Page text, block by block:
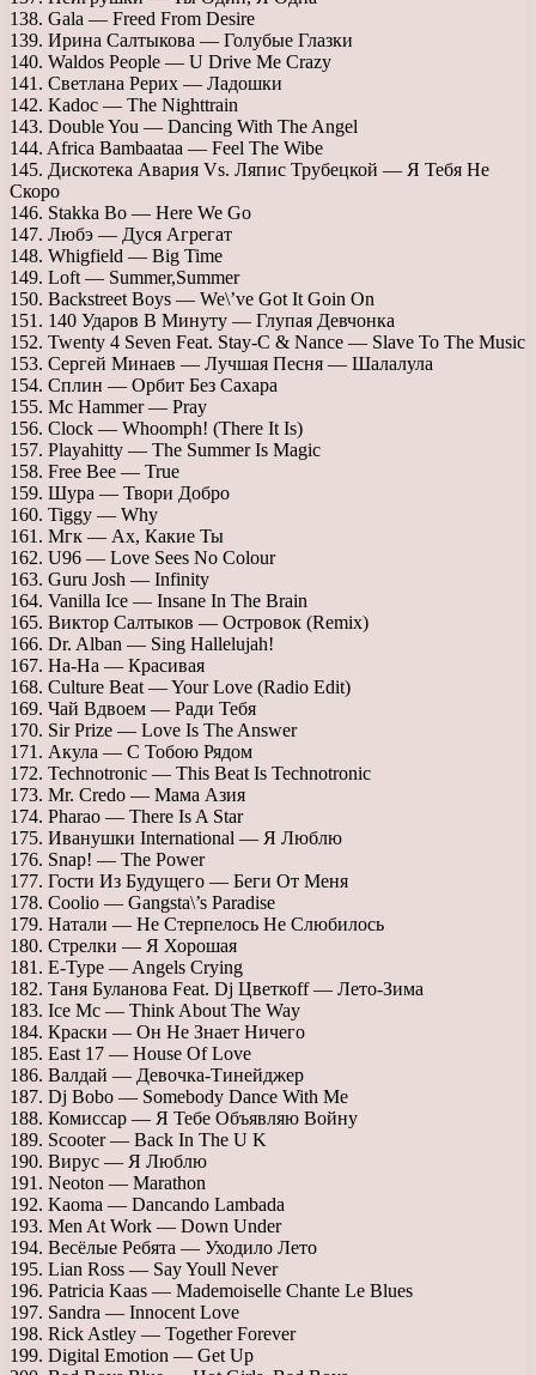
138. Gala — Freed From Desire
139. Ирина Салтыкова — Голубые Глазки
140. Waldos People — U Drive Me Crazy
141. Светлана Рерих — Ладошки
142. Kadoc — The Nighttrain
143. Double You — Dancing With The Angel
144. Africa Bambaataa — Feel The Wibe
145. Дискотека Авария Vs. Ляпис Трубецкой — Я Тебя Не
Скоро
146. Stakka Bo — Here We Go
147. Любэ — Дуся Агрегат
148. Whigfield — Big Time
149. Loft — Summer,Summer
150. Backstreet Boys — We\’ve Got It Goin On
151. 140 Ударов В Минуту — Глупая Девчонка
152. Twenty 4 Seven Feat. Stay-C & Nance — Slave To The Music
153. Сергей Минаев — Лучшая Песня — Шалалула
154. Сплин — Орбит Без Сахара
155. Mc Hammer — Pray
156. Clock — Whoomph! (There It Is)
157. Playahitty — The Summer Is Magic
158. Free Bee — True
159. Шура — Твори Добро
160. Tiggy — Why
161. Мгк — Ах, Какие Ты
162. U96 — Love Sees No Colour
163. Guru Josh — Infinity
164. Vanilla Ice — Insane In The Brain
165. Виктор Салтыков — Островок (Remix)
166. Dr. Alban — Sing Hallelujah!
167. На-На — Красивая
168. Culture Beat — Your Love (Radio Edit)
169. Чай Вдвоем — Ради Тебя
170. Sir Prize — Love Is The Answer
171. Акула — С Тобою Рядом
172. Technotronic — This Beat Is Technotronic
173. Mr. Credo — Мама Азия
174. Pharao — There Is A Star
175. Иванушки International — Я Люблю
176. Snap! — The Power
177. Гости Из Будущего — Беги От Меня
178. Coolio — Gangsta\’s Paradise
179. Натали — Не Стерпелось Не Слюбилось
180. Стрелки — Я Хорошая
181. E-Type — Angels Crying
182. Таня Буланова Feat. Dj Цветкоff — Лето-Зима
183. Ice Mc — Think About The Way
184. Краски — Он Не Знает Ничего
185. East 17 — House Of Love
186. Валдай — Девочка-Тинейджер
187. Dj Bobo — Somebody Dance With Me
188. Комиссар — Я Тебе Объявляю Войну
189. Scooter — Back In The U K
190. Вирус — Я Люблю
191. Neoton — Marathon
192. Kaoma — Dancando Lambada
193. Men At Work — Down Under
194. Весёлые Ребята — Уходило Лето
195. Lian Ross — Say Youll Never
196. Patricia Kaas — Mademoiselle Chante Le Blues
197. Sandra — Innocent Love
198. Rick Astley — Together Forever
199. Digital Emotion — Get Up